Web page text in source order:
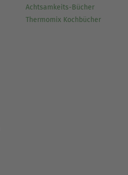
Achtsamkeits-Bücher
Thermomix Kochbücher